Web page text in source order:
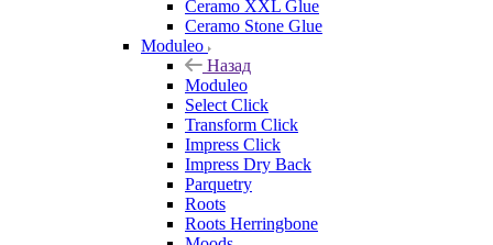
Ceramo XXL Glue
Ceramo Stone Glue
Moduleo
Назад
Moduleo
Select Click
Transform Click
Impress Click
Impress Dry Back
Parquetry
Roots
Roots Herringbone